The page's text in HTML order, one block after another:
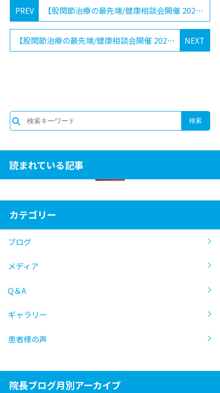
PREV 【股関節治療の最先端/健康相談会開催 2024-10-12】
NEXT
【股関節治療の最先端/健康相談会開催 2024-12-14】
読まれている記事
カテゴリー
ブログ
メディア
Q＆A
ギャラリー
患者様の声
院長ブログ月別アーカイブ